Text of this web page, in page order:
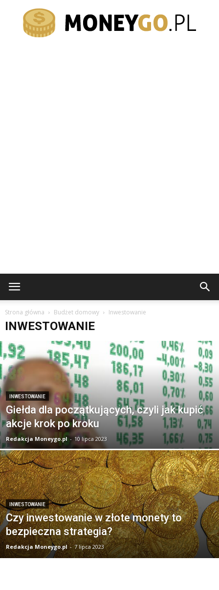
Strona główna Budżet domowy Inwestowanie
INWESTOWANIE
INWESTOWANIE
Giełda dla początkujących, czyli jak kupić
akcje krok po kroku
Redakcja Moneygo.pl - 10 lipca 2023
INWESTOWANIE
Czy inwestowanie w złote monety to
bezpieczna strategia?
Redakcja Moneygo.pl - 7 lipca 2023